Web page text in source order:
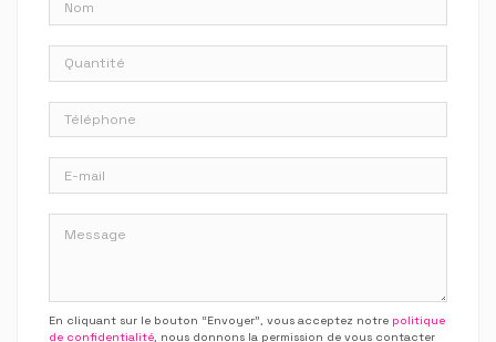
En cliquant sur le bouton “Envoyer”, vous acceptez notre politique
de confidentialité, nous donnons la permission de vous contacter